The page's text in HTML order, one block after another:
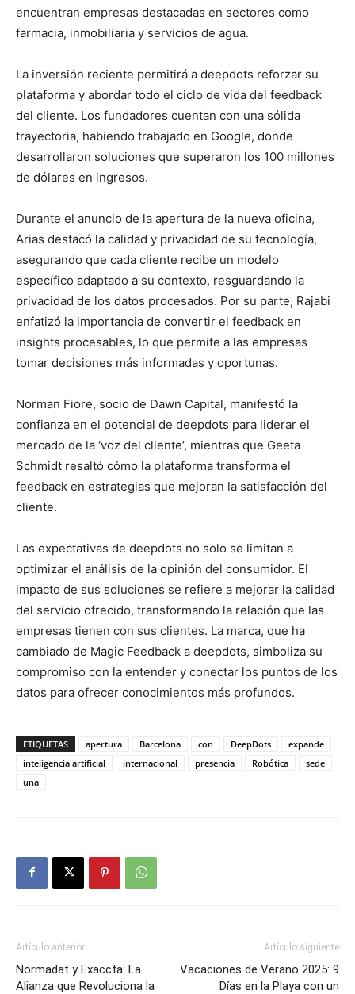
encuentran empresas destacadas en sectores como
farmacia, inmobiliaria y servicios de agua.
La inversión reciente permitirá a deepdots reforzar su
plataforma y abordar todo el ciclo de vida del feedback
del cliente. Los fundadores cuentan con una sólida
trayectoria, habiendo trabajado en Google, donde
desarrollaron soluciones que superaron los 100 millones
de dólares en ingresos.
Durante el anuncio de la apertura de la nueva oficina,
Arias destacó la calidad y privacidad de su tecnología,
asegurando que cada cliente recibe un modelo
específico adaptado a su contexto, resguardando la
privacidad de los datos procesados. Por su parte, Rajabi
enfatizó la importancia de convertir el feedback en
insights procesables, lo que permite a las empresas
tomar decisiones más informadas y oportunas.
Norman Fiore, socio de Dawn Capital, manifestó la
confianza en el potencial de deepdots para liderar el
mercado de la ‘voz del cliente’, mientras que Geeta
Schmidt resaltó cómo la plataforma transforma el
feedback en estrategias que mejoran la satisfacción del
cliente.
Las expectativas de deepdots no solo se limitan a
optimizar el análisis de la opinión del consumidor. El
impacto de sus soluciones se refiere a mejorar la calidad
del servicio ofrecido, transformando la relación que las
empresas tienen con sus clientes. La marca, que ha
cambiado de Magic Feedback a deepdots, simboliza su
compromiso con la entender y conectar los puntos de los
datos para ofrecer conocimientos más profundos.
ETIQUETAS apertura Barcelona con DeepDots
expande
inteligencia artificial
internacional presencia Robótica
sede
una
Artículo anterior
Normadat y Exaccta: La
Alianza que Revoluciona la
Artículo siguiente
Vacaciones de Verano 2025: 9
Días en la Playa con un